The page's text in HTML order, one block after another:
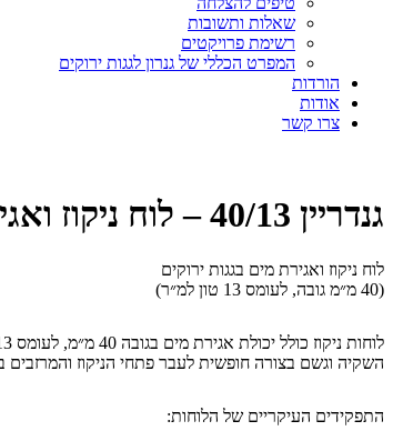
שאלות ותשובות
רשימת פרויקטים
המפרט הכללי של גנרון לגגות ירוקים
הורדות
אודות
צרו קשר
גנדריין 40/13 – לוח ניקוז ואגירת מים בגגות ירוקים
לוח ניקוז ואגירת מים בגגות ירוקים
(40 מ״מ גובה, לעומס 13 טון למ״ר)
השקיה וגשם בצורה חופשית לעבר פתחי הניקוז והמרזבים
התפקידים העיקריים של הלוחות: